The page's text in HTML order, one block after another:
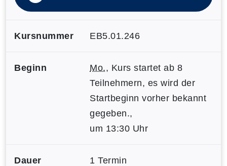
Kursnummer EB5.01.246
Beginn Mo., Kurs startet ab 8
Teilnehmern, es wird der
Startbeginn vorher bekannt
gegeben.,
um 13:30 Uhr
Dauer 1 Termin